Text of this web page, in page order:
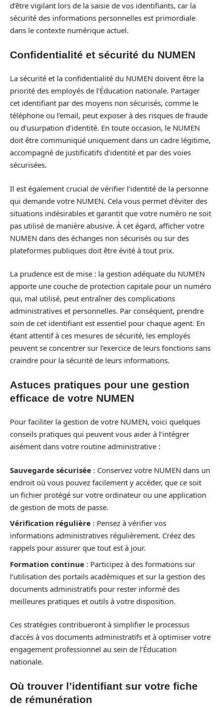
d’être vigilant lors de la saisie de vos identifiants, car la
sécurité des informations personnelles est primordiale
dans le contexte numérique actuel.
Confidentialité et sécurité du NUMEN
La sécurité et la confidentialité du NUMEN doivent être la
priorité des employés de l’Éducation nationale. Partager
cet identifiant par des moyens non sécurisés, comme le
téléphone ou l’email, peut exposer à des risques de fraude
ou d’usurpation d’identité. En toute occasion, le NUMEN
doit être communiqué uniquement dans un cadre légitime,
accompagné de justificatifs d’identité et par des voies
sécurisées.
Il est également crucial de vérifier l’identité de la personne
qui demande votre NUMEN. Cela vous permet d’éviter des
situations indésirables et garantit que votre numéro ne soit
pas utilisé de manière abusive. À cet égard, afficher votre
NUMEN dans des échanges non sécurisés ou sur des
plateformes publiques doit être évité à tout prix.
La prudence est de mise : la gestion adéquate du NUMEN
apporte une couche de protection capitale pour un numéro
qui, mal utilisé, peut entraîner des complications
administratives et personnelles. Par conséquent, prendre
soin de cet identifiant est essentiel pour chaque agent. En
étant attentif à ces mesures de sécurité, les employés
peuvent se concentrer sur l’exercice de leurs fonctions sans
craindre pour la sécurité de leurs informations.
Astuces pratiques pour une gestion
efficace de votre NUMEN
Pour faciliter la gestion de votre NUMEN, voici quelques
conseils pratiques qui peuvent vous aider à l’intégrer
aisément dans votre routine administrative :
Sauvegarde sécurisée : Conservez votre NUMEN dans un
endroit où vous pouvez facilement y accéder, que ce soit
un fichier protégé sur votre ordinateur ou une application
de gestion de mots de passe.
Vérification régulière : Pensez à vérifier vos
informations administratives régulièrement. Créez des
rappels pour assurer que tout est à jour.
Formation continue : Participez à des formations sur
l’utilisation des portails académiques et sur la gestion des
documents administratifs pour rester informé des
meilleures pratiques et outils à votre disposition.
Ces stratégies contribueront à simplifier le processus
d’accès à vos documents administratifs et à optimiser votre
engagement professionnel au sein de l’Éducation
nationale.
Où trouver l’identifiant sur votre fiche
de rémunération